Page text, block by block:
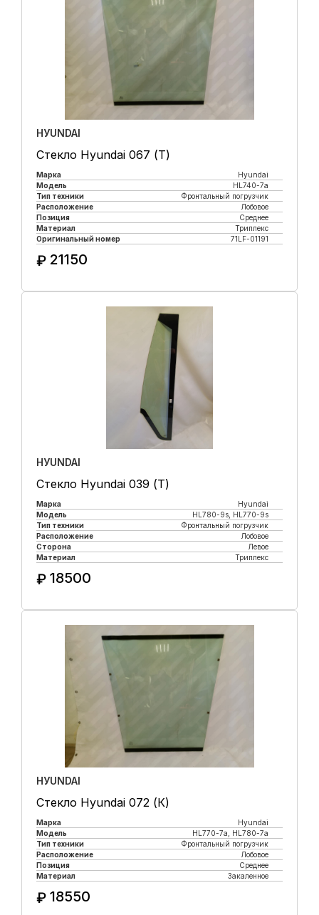
HУUNDAI
Стекло Hyundai 067 (Т)
Марка
Hyundai
Модель
HL740-7a
Тип техники
Фронтальный погрузчик
Расположение
Лобовое
Позиция
Среднее
Материал
Триплекс
Оригинальный номер
71LF-01191
₽ 21150
HУUNDAI
Стекло Hyundai 039 (Т)
Марка
Hyundai
Модель
HL780-9s, HL770-9s
Тип техники
Фронтальный погрузчик
Расположение
Лобовое
Сторона
Левое
Материал
Триплекс
₽ 18500
HУUNDAI
Стекло Hyundai 072 (К)
Марка
Hyundai
Модель
HL770-7а, HL780-7а
Тип техники
Фронтальный погрузчик
Расположение
Лобовое
Позиция
Среднее
Материал
Закаленное
₽ 18550